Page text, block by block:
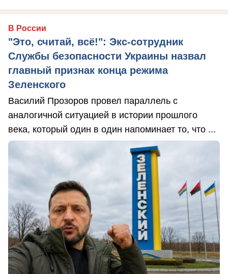
В России
"Это, считай, всё!": Экс-сотрудник
Службы безопасности Украины назвал
главный признак конца режима
Зеленского
Василий Прозоров провел параллель с
аналогичной ситуацией в истории прошлого
века, который один в один напоминает то, что ...